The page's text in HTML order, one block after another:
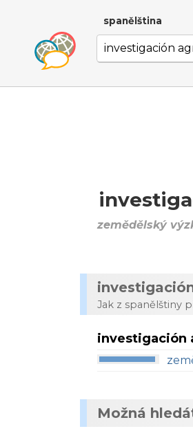
spanělština
zemědělský
Jak z spanělštiny
investigación
Možná